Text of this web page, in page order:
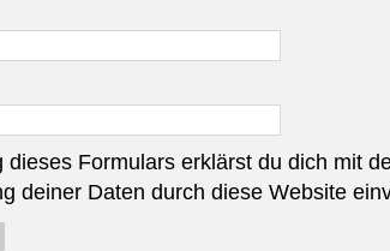
dieses Formulars erklärst du dich mit
deiner Daten durch diese Website